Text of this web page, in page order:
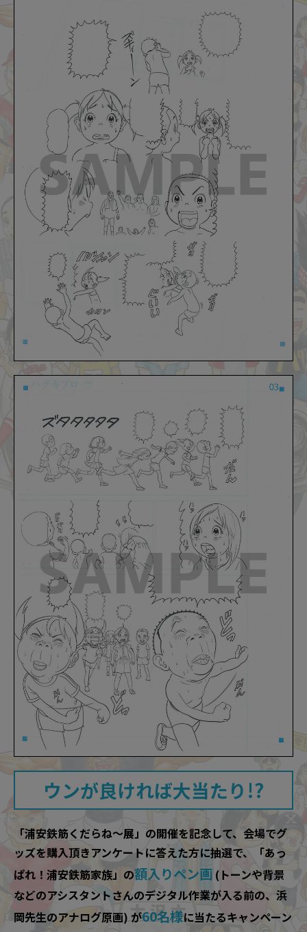
ウンが良ければ大当たり!?
「浦安鉄筋くだらね〜展」の開催を記念して、会場でグ
ッズを購入頂きアンケートに答えた方に抽選で、「あっ
ぱれ！浦安鉄筋家族」の額入りペン画 (トーンや背景
などのアシスタントさんのデジタル作業が入る前の、浜
岡先生のアナログ原画) が60名様に当たるキャンペーン